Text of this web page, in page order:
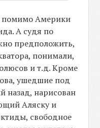
помимо Америки
А судя по
предположить,
понимали,
и т.д. Кроме
ушедшие под
назад, нарисован
Аляску и
свободное